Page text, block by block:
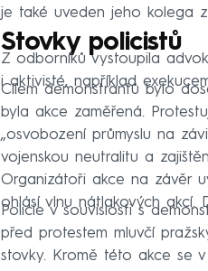
je také uveden jeho kolega
Stovky policistů
Z odborníků vystoupila
i aktivisté, například
Cílem demonstrantů bylo
byla akce zaměřená.
„osvobození průmyslu na
vojenskou neutralitu a
Organizátoři akce na závěr
ohlásí vlnu nátlakových akcí.
Policie v souvislosti s
před protestem mluvčí
stovky. Kromě této akce se